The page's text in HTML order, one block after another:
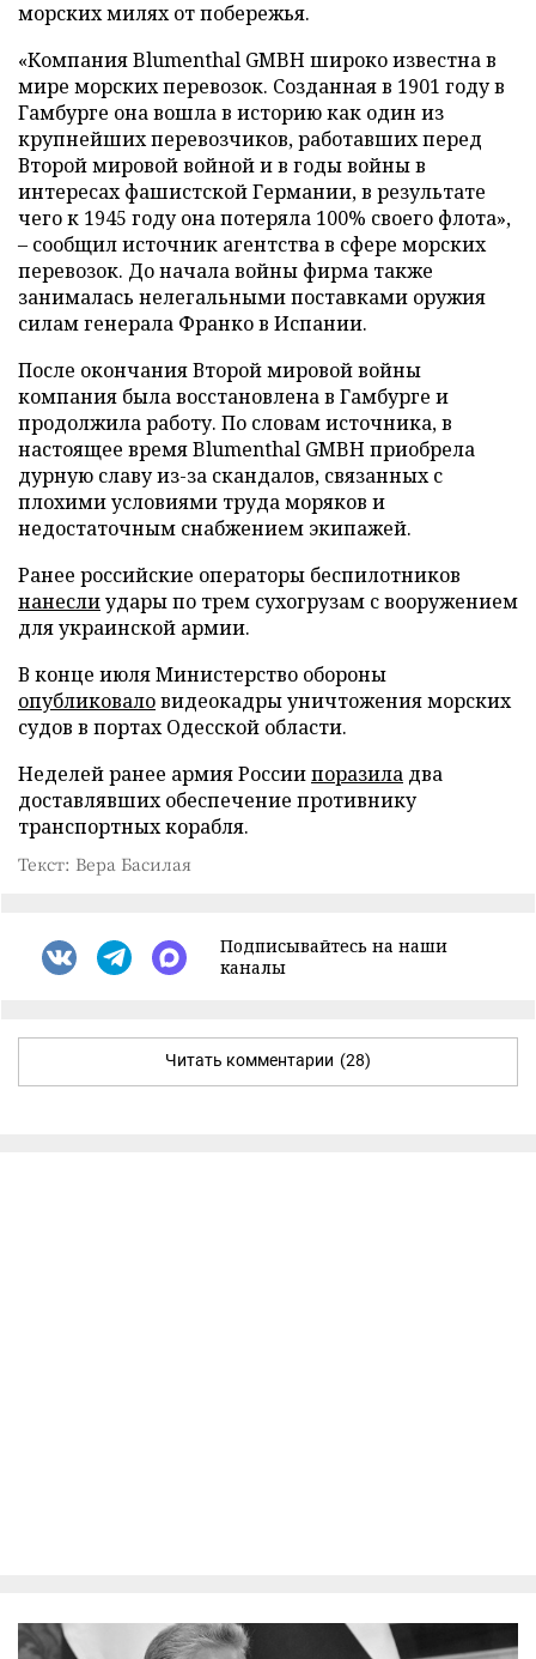
морских милях от побережья.
«Компания Blumenthal GMBH широко известна в
мире морских перевозок. Созданная в 1901 году в
Гамбурге она вошла в историю как один из
крупнейших перевозчиков, работавших перед
Второй мировой войной и в годы войны в
интересах фашистской Германии, в результате
чего к 1945 году она потеряла 100% своего флота»,
– сообщил источник агентства в сфере морских
перевозок. До начала войны фирма также
занималась нелегальными поставками оружия
силам генерала Франко в Испании.
После окончания Второй мировой войны
компания была восстановлена в Гамбурге и
продолжила работу. По словам источника, в
настоящее время Blumenthal GMBH приобрела
дурную славу из-за скандалов, связанных с
плохими условиями труда моряков и
недостаточным снабжением экипажей.
Ранее российские операторы беспилотников
нанеслиудары по трем сухогрузам с вооружением
для украинской армии.
В конце июля Министерство обороны
опубликоваловидеокадры уничтожения морских
судов в портах Одесской области.
Неделей ранее армия Россиипоразила два
доставлявших обеспечение противнику
транспортных корабля.
Текст: Вера Басилая
Подписывайтесь на наши
каналы
Читать комментарии (28)